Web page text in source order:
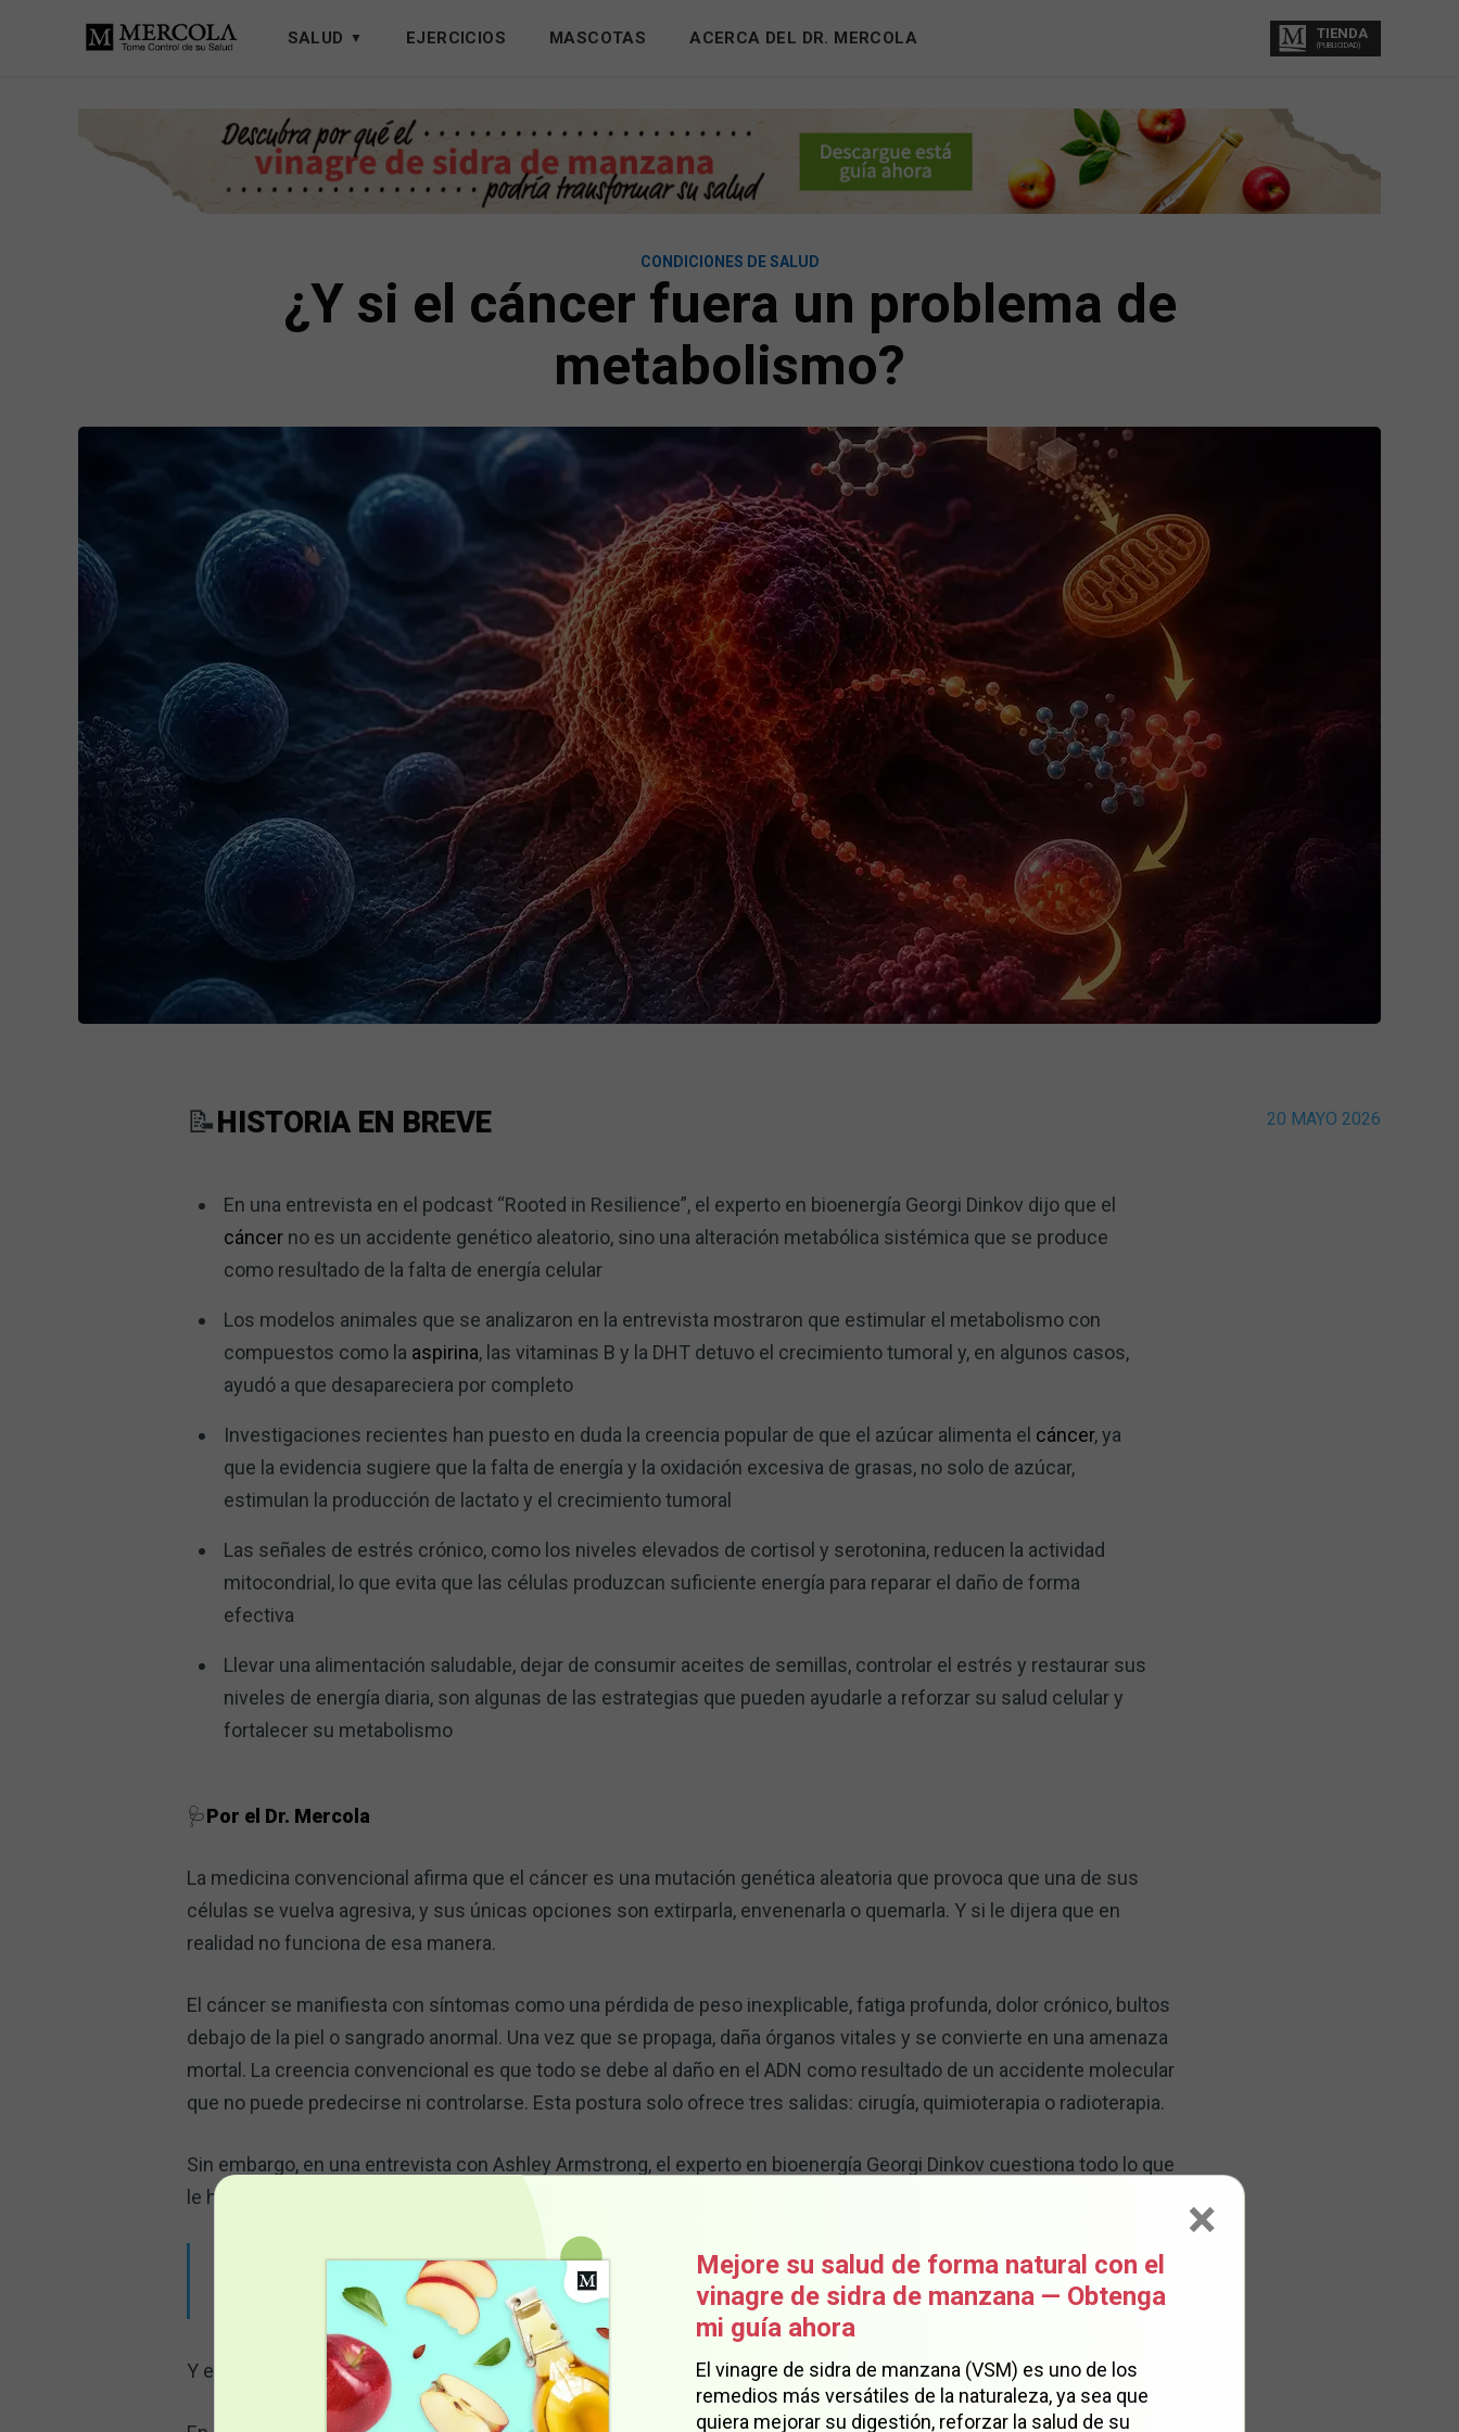
SALUD EJERCICIOS MASCOTAS ACERCA DEL DR. MERCOLA TIENDA
(PUBLICIDAD)
CONDICIONES DE SALUD
¿Y si el cáncer fuera un problema de
metabolismo?
20 MAYO 2026
📝HISTORIA EN BREVE
En una entrevista en el podcast “Rooted in Resilience”, el experto en bioenergía Georgi Dinkov dijo que el
cáncerno es un accidente genético aleatorio, sino una alteración metabólica sistémica que se produce
como resultado de la falta de energía celular
Los modelos animales que se analizaron en la entrevista mostraron que estimular el metabolismo con
compuestos como la aspirina, las vitaminas B y la DHT detuvo el crecimiento tumoral y, en algunos casos,
ayudó a que desapareciera por completo
Investigaciones recientes han puesto en duda la creencia popular de que el azúcar alimenta el cáncer, ya
que la evidencia sugiere que la falta de energía y la oxidación excesiva de grasas, no solo de azúcar,
estimulan la producción de lactato y el crecimiento tumoral
Las señales de estrés crónico, como los niveles elevados de cortisol y serotonina, reducen la actividad
mitocondrial, lo que evita que las células produzcan suficiente energía para reparar el daño de forma
efectiva
Llevar una alimentación saludable, dejar de consumir aceites de semillas, controlar el estrés y restaurar sus
niveles de energía diaria, son algunas de las estrategias que pueden ayudarle a reforzar su salud celular y
fortalecer su metabolismo
🩺Por el Dr. Mercola
La medicina convencional afirma que el cáncer es una mutación genética aleatoria que provoca que una de sus
células se vuelva agresiva, y sus únicas opciones son extirparla, envenenarla o quemarla. Y si le dijera que en
realidad no funciona de esa manera.
El cáncer se manifiesta con síntomas como una pérdida de peso inexplicable, fatiga profunda, dolor crónico, bultos
debajo de la piel o sangrado anormal. Una vez que se propaga, daña órganos vitales y se convierte en una amenaza
mortal. La creencia convencional es que todo se debe al daño en el ADN como resultado de un accidente molecular
que no puede predecirse ni controlarse. Esta postura solo ofrece tres salidas: cirugía, quimioterapia o radioterapia.
Sin embargo, en una entrevista con Ashley Armstrong, el experto en bioenergía Georgi Dinkov cuestiona todo lo que
le han dicho sobre el cáncer. Como Dinkov afirmó:
"Un tumor no es un extraterrestre que trata de matarlo, el cáncer no debería considerarse una
enfermedad localizada, sino una enfermedad sistémica".1
Y esta afirmación cambia todo el panorama.
×
Mejore su salud de forma natural con el
vinagre de sidra de manzana — Obtenga
mi guía ahora
El vinagre de sidra de manzana (VSM) es uno de los
remedios más versátiles de la naturaleza, ya sea que
quiera mejorar su digestión, reforzar la salud de su